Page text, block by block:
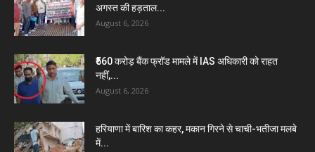
अगस्त की हड़ताल...
August 6, 2026
₹560 करोड़ बैंक फ्रॉड मामले में IAS अधिकारी को राहत
नहीं,...
August 6, 2026
हरियाणा में बारिश का कहर, मकान गिरने से चाची-भतीजा मलबे
में...